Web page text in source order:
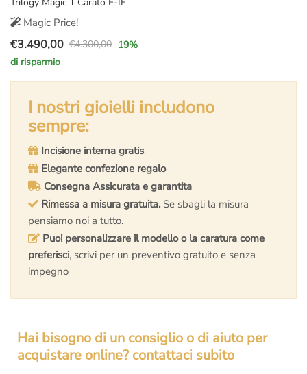
Magic Price!
€4.300,00
Il
prezzo
originale
€4.300,00.
€3.490,00
Il
prezzo
attuale
€3.490,00.
19%
di risparmio
I nostri gioielli includono
sempre:
Incisione interna gratis
Elegante confezione regalo
Consegna Assicurata e garantita
Rimessa a misura gratuita. Se sbagli la misura
pensiamo noi a tutto.
Puoi personalizzare il modello o la caratura come
preferisci, scrivi per un preventivo gratuito e senza
impegno
Hai bisogno di un consiglio o di aiuto per
acquistare online? contattaci subito